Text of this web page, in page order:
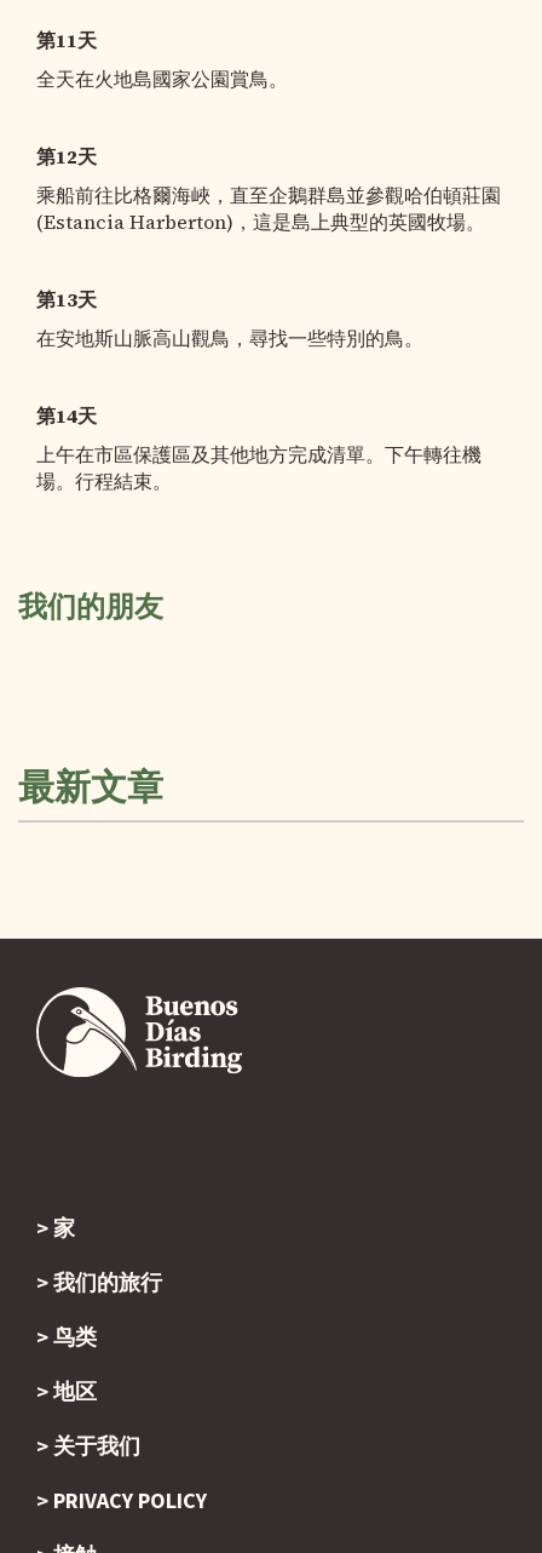
第11天
全天在火地島國家公園賞鳥。
第12天
乘船前往比格爾海峽，直至企鵝群島並參觀哈伯頓莊園
(Estancia Harberton)，這是島上典型的英國牧場。
第13天
在安地斯山脈高山觀鳥，尋找一些特別的鳥。
第14天
上午在市區保護區及其他地方完成清單。下午轉往機
場。行程結束。
我们的朋友
最新文章
家
我们的旅行
鸟类
地区
关于我们
PRIVACY POLICY